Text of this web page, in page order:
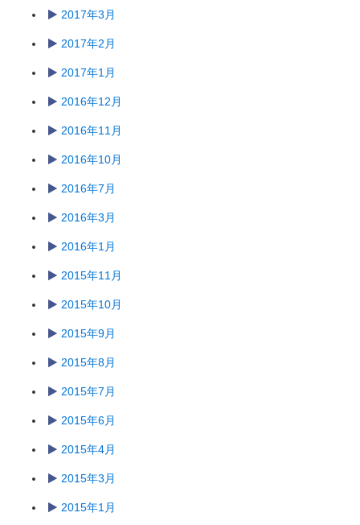
2017年3月
2017年2月
2017年1月
2016年12月
2016年11月
2016年10月
2016年7月
2016年3月
2016年1月
2015年11月
2015年10月
2015年9月
2015年8月
2015年7月
2015年6月
2015年4月
2015年3月
2015年1月